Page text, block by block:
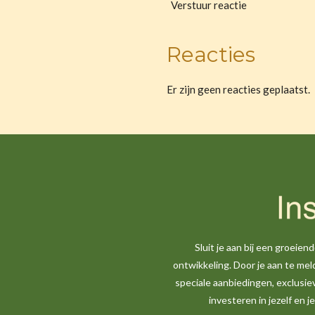
Verstuur reactie
Reacties
Er zijn geen reacties geplaatst.
Sluit je aan bij een
ontwikkeling. Door je aan te
speciale aanbiedingen,
investeren in jezelf en